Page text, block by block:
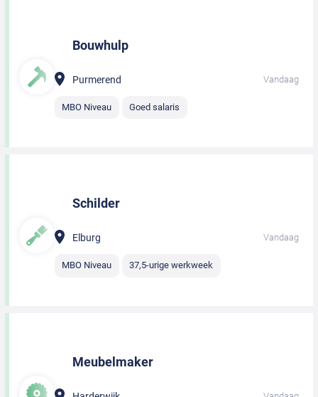
Bouwhulp
Purmerend Vandaag
MBO Niveau Goed salaris
Schilder
Elburg Vandaag
MBO Niveau 37,5-urige werkweek
Meubelmaker